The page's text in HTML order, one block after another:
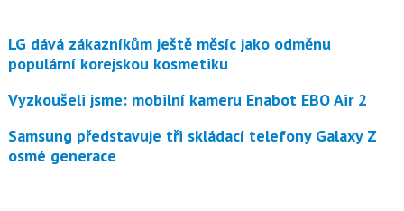
LG dává zákazníkům ještě měsíc jako odměnu
populární korejskou kosmetiku
Vyzkoušeli jsme: mobilní kameru Enabot EBO Air 2
Samsung představuje tři skládací telefony Galaxy Z
osmé generace